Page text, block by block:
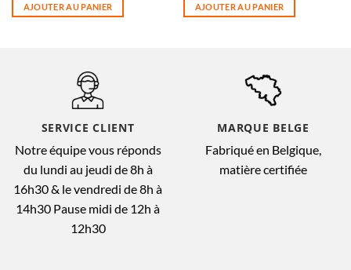
AJOUTER AU PANIER AJOUTER AU PANIER
SERVICE CLIENT
Notre équipe vous réponds
du lundi au jeudi de 8h à
16h30 & le vendredi de 8h à
14h30 Pause midi de 12h à
12h30
MARQUE BELGE
Fabriqué en Belgique,
matière certifiée